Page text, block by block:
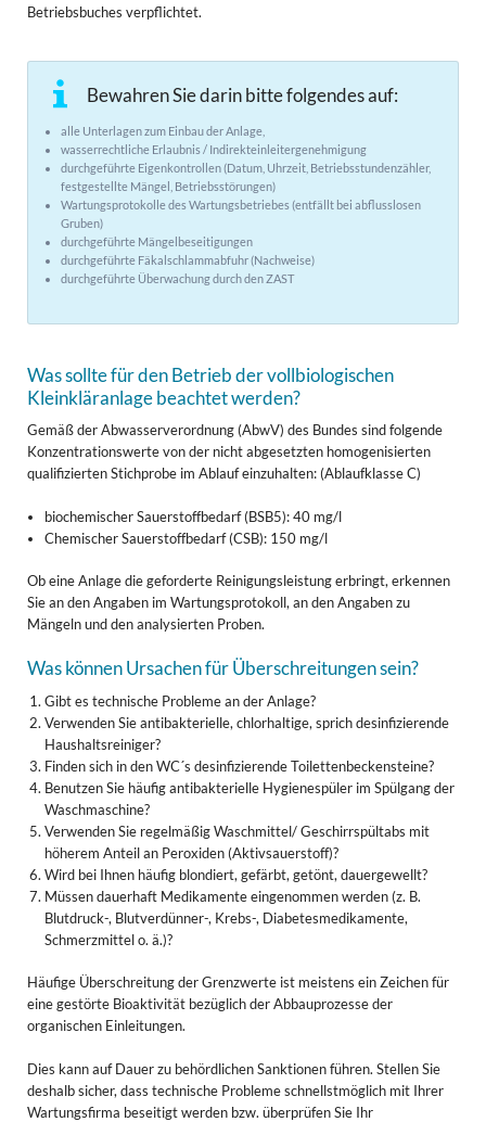
Betriebsbuches verpflichtet.
Bewahren Sie darin bitte folgendes auf:
alle Unterlagen zum Einbau der Anlage,
wasserrechtliche Erlaubnis / Indirekteinleitergenehmigung
durchgeführte Eigenkontrollen (Datum, Uhrzeit, Betriebsstundenzähler,
festgestellte Mängel, Betriebsstörungen)
Wartungsprotokolle des Wartungsbetriebes (entfällt bei abflusslosen
Gruben)
durchgeführte Mängelbeseitigungen
durchgeführte Fäkalschlammabfuhr (Nachweise)
durchgeführte Überwachung durch den ZAST
Was sollte für den Betrieb der vollbiologischen
Kleinkläranlage beachtet werden?
Gemäß der Abwasserverordnung (AbwV) des Bundes sind folgende
Konzentrationswerte von der nicht abgesetzten homogenisierten
qualifizierten Stichprobe im Ablauf einzuhalten: (Ablaufklasse C)
biochemischer Sauerstoffbedarf (BSB5): 40 mg/l
Chemischer Sauerstoffbedarf (CSB): 150 mg/l
Ob eine Anlage die geforderte Reinigungsleistung erbringt, erkennen
Sie an den Angaben im Wartungsprotokoll, an den Angaben zu
Mängeln und den analysierten Proben.
Was können Ursachen für Überschreitungen sein?
Gibt es technische Probleme an der Anlage?
Verwenden Sie antibakterielle, chlorhaltige, sprich desinfizierende
Haushaltsreiniger?
Finden sich in den WC´s desinfizierende Toilettenbeckensteine?
Benutzen Sie häufig antibakterielle Hygienespüler im Spülgang der
Waschmaschine?
Verwenden Sie regelmäßig Waschmittel/ Geschirrspültabs mit
höherem Anteil an Peroxiden (Aktivsauerstoff)?
Wird bei Ihnen häufig blondiert, gefärbt, getönt, dauergewellt?
Müssen dauerhaft Medikamente eingenommen werden (z. B.
Blutdruck-, Blutverdünner-, Krebs-, Diabetesmedikamente,
Schmerzmittel o. ä.)?
Häufige Überschreitung der Grenzwerte ist meistens ein Zeichen für
eine gestörte Bioaktivität bezüglich der Abbauprozesse der
organischen Einleitungen.
Dies kann auf Dauer zu behördlichen Sanktionen führen. Stellen Sie
deshalb sicher, dass technische Probleme schnellstmöglich mit Ihrer
Wartungsfirma beseitigt werden bzw. überprüfen Sie Ihr